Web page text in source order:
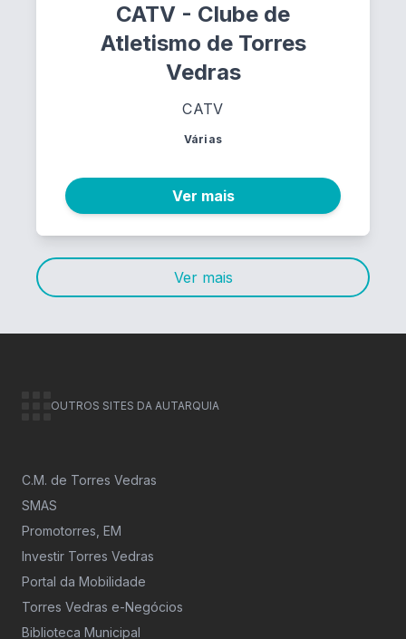
CATV - Clube de
Atletismo de Torres
Vedras
CATV
Várias
Ver mais
Ver mais
OUTROS SITES DA AUTARQUIA
C.M. de Torres Vedras
SMAS
Promotorres, EM
Investir Torres Vedras
Portal da Mobilidade
Torres Vedras e-Negócios
Biblioteca Municipal